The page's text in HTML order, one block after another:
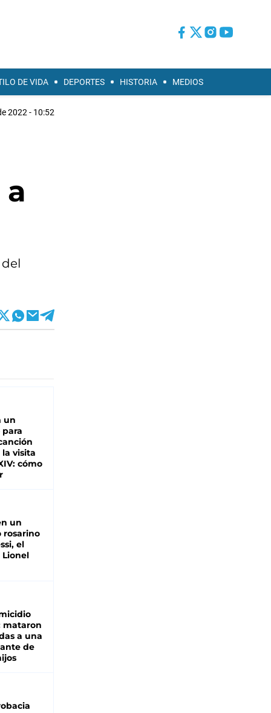
DE VIDA DEPORTES HISTORIA MEDIOS
2022 - 10:52
un
para
visita
cómo
un
rosarino
el
Lionel
mataron
a una
de